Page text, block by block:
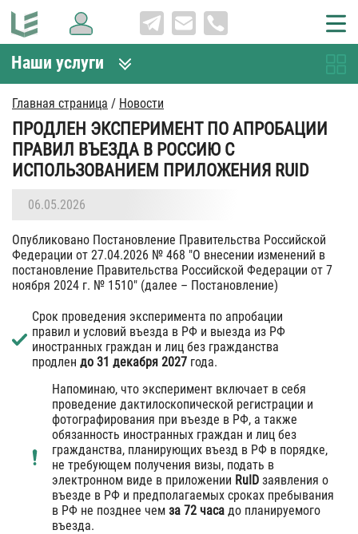
Наши услуги
Главная страница / Новости
ПРОДЛЕН ЭКСПЕРИМЕНТ ПО АПРОБАЦИИ
ПРАВИЛ ВЪЕЗДА В РОССИЮ С
ИСПОЛЬЗОВАНИЕМ ПРИЛОЖЕНИЯ RUID
06.05.2026
Опубликовано Постановление Правительства Российской
Федерации от 27.04.2026 № 468 "О внесении изменений в
постановление Правительства Российской Федерации от 7
ноября 2024 г. № 1510" (далее – Постановление)
Срок проведения эксперимента по апробации
правил и условий въезда в РФ и выезда из РФ
иностранных граждан и лиц без гражданства
продлен до 31 декабря 2027 года.
Напоминаю, что эксперимент включает в себя
проведение дактилоскопической регистрации и
фотографирования при въезде в РФ, а также
обязанность иностранных граждан и лиц без
гражданства, планирующих въезд в РФ в порядке,
не требующем получения визы, подать в
электронном виде в приложении RuID заявления о
въезде в РФ и предполагаемых сроках пребывания
в РФ не позднее чем за 72 часа до планируемого
въезда.